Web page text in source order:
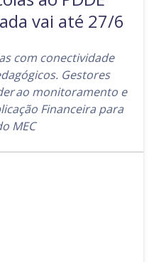
Rio Grande do Norte
Sergipe
vai até 27/6
com conectividade
Gestores
ao monitoramento e
Financeira para
MEC